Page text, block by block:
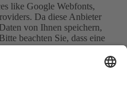
like Google Webfonts,
Da diese Anbieter
von Ihnen speichern,
beachten Sie, dass eine
und das Aussehen
kann. Die Änderungen